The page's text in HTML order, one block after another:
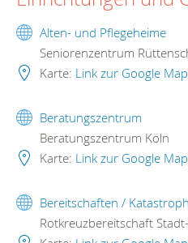
Alten- und Pflegeheime
Seniorenzentrum
Karte: Link zur Google
Beratungszentrum
Beratungszentrum Köln
Karte: Link zur Google
Bereitschaften /
Rotkreuzbereitschaft